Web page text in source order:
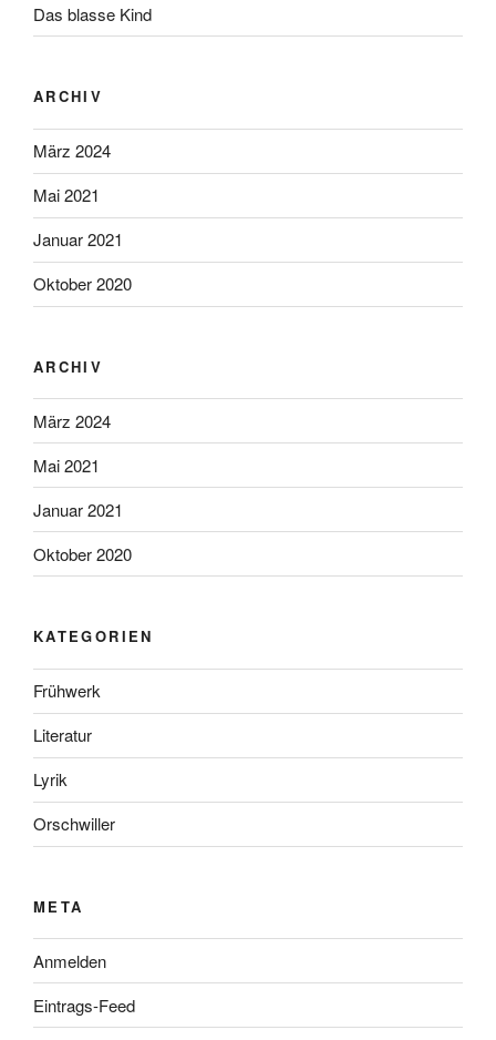
Das blasse Kind
ARCHIV
März 2024
Mai 2021
Januar 2021
Oktober 2020
ARCHIV
März 2024
Mai 2021
Januar 2021
Oktober 2020
KATEGORIEN
Frühwerk
Literatur
Lyrik
Orschwiller
META
Anmelden
Eintrags-Feed